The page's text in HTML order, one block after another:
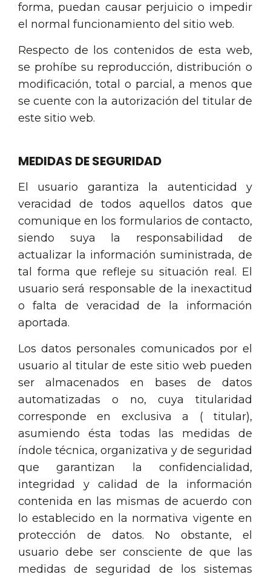
forma, puedan causar perjuicio o impedir
el normal funcionamiento del sitio web.
Respecto de los contenidos de esta web,
se prohíbe su reproducción, distribución o
modificación, total o parcial, a menos que
se cuente con la autorización del titular de
este sitio web.
MEDIDAS DE SEGURIDAD
El usuario garantiza la autenticidad y
veracidad de todos aquellos datos que
comunique en los formularios de contacto,
siendo suya la responsabilidad de
actualizar la información suministrada, de
tal forma que refleje su situación real. El
usuario será responsable de la inexactitud
o falta de veracidad de la información
aportada.
Los datos personales comunicados por el
usuario al titular de este sitio web pueden
ser almacenados en bases de datos
automatizadas o no, cuya titularidad
corresponde en exclusiva a ( titular),
asumiendo ésta todas las medidas de
índole técnica, organizativa y de seguridad
que garantizan la confidencialidad,
integridad y calidad de la información
contenida en las mismas de acuerdo con
lo establecido en la normativa vigente en
protección de datos. No obstante, el
usuario debe ser consciente de que las
medidas de seguridad de los sistemas